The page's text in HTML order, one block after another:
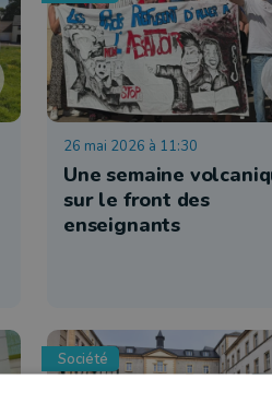
26 mai 2026 à 11:30
Une semaine
sur le front des
enseignants
Société